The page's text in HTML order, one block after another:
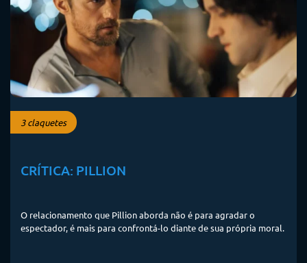
3 claquetes
CRÍTICA: PILLION
O relacionamento que Pillion aborda não é para agradar o
espectador, é mais para confrontá-lo diante de sua própria moral.